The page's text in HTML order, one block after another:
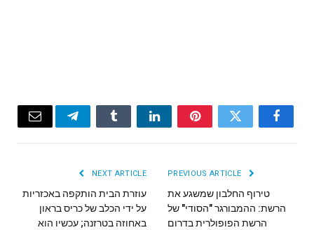
Facebook
Twitter
Pinterest
LinkedIn
Tumblr
Telegram
Email
טירוף החלבון שמשגע את
הרשת: ההמבורגר "הסודי" של
הרשת הפופולרית בדרום
NEXT ARTICLE
עוזרת הבית הותקפה באכזריות
על ידי הכלב של כריס בראון
באחוזה בטרזנה; עכשיו הוא